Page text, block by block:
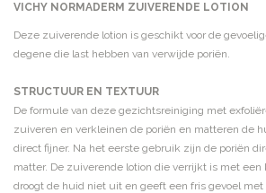
VICHY NORMADERM ZUIVERENDE LOTION
Deze zuiverende lotion is geschikt voor de
degene die last hebben van verwijde poriën.
STRUCTUUR EN TEXTUUR
De formule van deze gezichtsreiniging met
zuiveren en verkleinen de poriën en matteren de
direct fijner. Na het eerste gebruik zijn de poriën
matter. De zuiverende lotion die verrijkt is met een
droogt de huid niet uit en geeft een fris gevoel met